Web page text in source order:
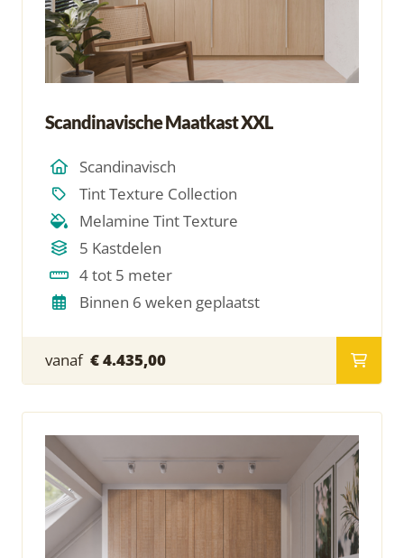
Scandinavische Maatkast XXL
Scandinavisch
Tint Texture Collection
Melamine Tint Texture
5 Kastdelen
4 tot 5 meter
Binnen 6 weken geplaatst
vanaf € 4.435,00